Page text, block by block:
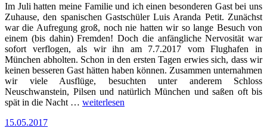
Im Juli hatten meine Familie und ich einen besonderen Gast bei uns
Zuhause, den spanischen Gastschüler Luis Aranda Petit. Zunächst
war die Aufregung groß, noch nie hatten wir so lange Besuch von
einem (bis dahin) Fremden! Doch die anfängliche Nervosität war
sofort verflogen, als wir ihn am 7.7.2017 vom Flughafen in
München abholten. Schon in den ersten Tagen erwies sich, dass wir
keinen besseren Gast hätten haben können. Zusammen unternahmen
wir viele Ausflüge, besuchten unter anderem Schloss
Neuschwanstein, Pilsen und natürlich München und saßen oft bis
spät in die Nacht … „Luis
weiterlesen
Veröffentlicht
15.05.2017